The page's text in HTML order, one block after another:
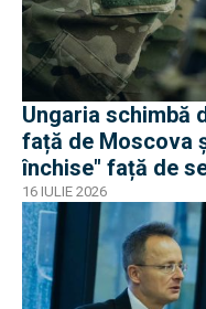
Ungaria schimbă
față de Moscova
închise" față de
16 IULIE 2026